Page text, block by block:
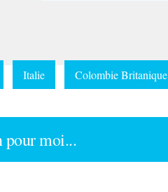
Italie Colombie Britanique
pour moi...